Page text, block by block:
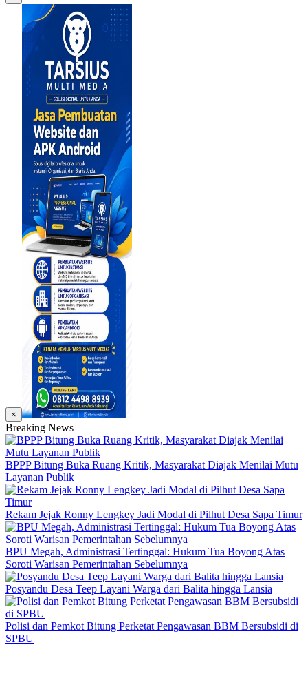
×
Breaking News
BPPP Bitung Buka Ruang Kritik, Masyarakat Diajak Menilai Mutu
Layanan Publik
Rekam Jejak Ronny Lengkey Jadi Modal di Pilhut Desa Sapa Timur
BPU Megah, Administrasi Tertinggal: Hukum Tua Boyong Atas
Soroti Warisan Pemerintahan Sebelumnya
Posyandu Desa Teep Layani Warga dari Balita hingga Lansia
Polisi dan Pemkot Bitung Perketat Pengawasan BBM Bersubsidi di
SPBU